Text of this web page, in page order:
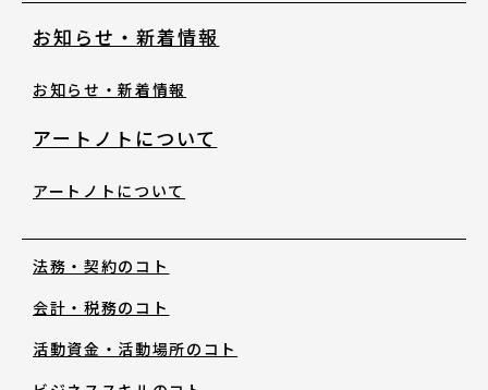
オリジナルツール
お知らせ・新着情報
お知らせ・新着情報
アートノトについて
アートノトについて
法務・契約のコト
会計・税務のコト
活動資金・活動場所のコト